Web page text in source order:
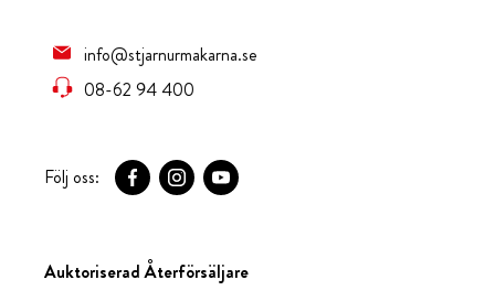
info@stjarnurmakarna.se
08-62 94 400
Följ oss:
Auktoriserad Återförsäljare